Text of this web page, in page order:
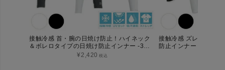
接触冷感 首・腕の日焼け防止！ハイネック
＆ボレロタイプの日焼け防止インナー -3℃
ひんやり体感 COOL FiT
¥2,420 税込
接触冷感 ズレない！
防止インナー -3℃ひん